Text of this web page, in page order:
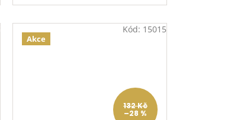
Akce
132 Kč
–28 %
Kód: 15015